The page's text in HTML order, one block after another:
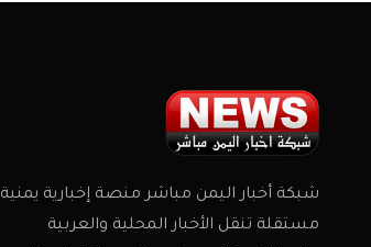
شبكة أخبار اليمن مباشر منصة إخبارية يمنية
مستقلة تنقل الأخبار المحلية والعربية